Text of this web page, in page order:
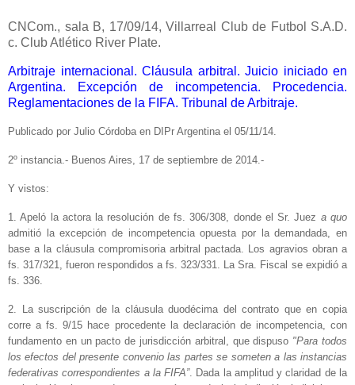
CNCom., sala B, 17/09/14, Villarreal Club de Futbol S.A.D.
c. Club Atlético River Plate.
Arbitraje internacional. Cláusula arbitral. Juicio iniciado en
Argentina. Excepción de incompetencia. Procedencia.
Reglamentaciones de la FIFA. Tribunal de Arbitraje.
Publicado por Julio Córdoba en DIPr Argentina el 05/11/14.
2º instancia.- Buenos Aires, 17 de septiembre de 2014.-
Y vistos:
1. Apeló la actora la resolución de fs. 306/308, donde el Sr. Juez a quo
admitió la excepción de incompetencia opuesta por la demandada, en
base a la cláusula compromisoria arbitral pactada. Los agravios obran a
fs. 317/321, fueron respondidos a fs. 323/331. La Sra. Fiscal se expidió a
fs. 336.
2. La suscripción de la cláusula duodécima del contrato que en copia
corre a fs. 9/15 hace procedente la declaración de incompetencia, con
fundamento en un pacto de jurisdicción arbitral, que dispuso "Para todos
los efectos del presente convenio las partes se someten a las instancias
federativas correspondientes a la FIFA”. Dada la amplitud y claridad de la